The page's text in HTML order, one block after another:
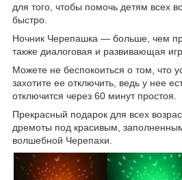
для того, чтобы помочь детям всех
быстро.
Ночник Черепашка — больше, чем
также диалоговая и развивающая
Можете не беспокоиться о том, что
захотите ее отключить, ведь у нее
отключится через 60 минут простоя.
Прекрасный подарок для всех
дремоты под красивым,
волшебной Черепахи.